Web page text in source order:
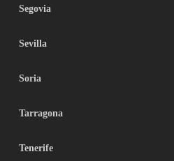
Segovia
Sevilla
Soria
Tarragona
Tenerife